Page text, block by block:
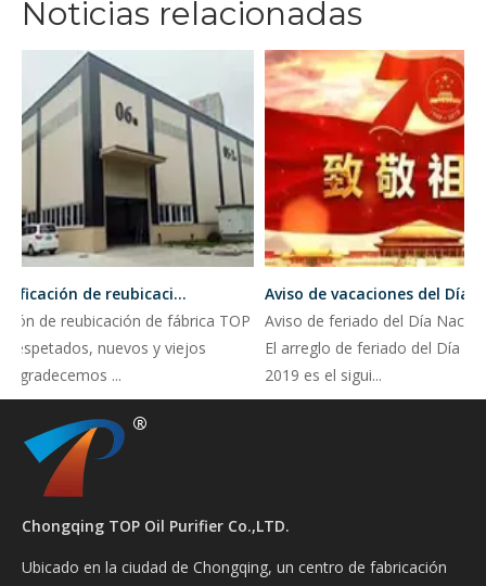
Noticias relacionadas
TOP Notificación de reubicación de fábrica
de reubicación de fábrica TOP
nuevos y viejos
...
Aviso de feriado del Día
El arreglo de feriado del Día
2019 es el sigui...
Chongqing TOP Oil Purifier Co.,LTD.
Ubicado en la ciudad de Chongqing, un centro de fabricación